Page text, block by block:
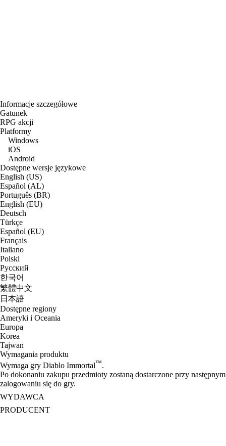
Informacje szczegółowe
Gatunek
RPG akcji
Platformy
Windows
iOS
Android
Dostępne wersje językowe
English (US)
Español (AL)
Português (BR)
English (EU)
Deutsch
Türkçe
Español (EU)
Français
Italiano
Polski
Русский
한국어
繁體中文
日本語
Dostępne regiony
Ameryki i Oceania
Europa
Korea
Tajwan
Wymagania produktu
Wymaga gry Diablo Immortal™.
Po dokonaniu zakupu przedmioty zostaną dostarczone przy następnym
zalogowaniu się do gry.
WYDAWCA
PRODUCENT